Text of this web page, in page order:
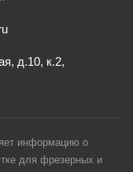
д.10, к.2,
информацию о
для фрезерных и